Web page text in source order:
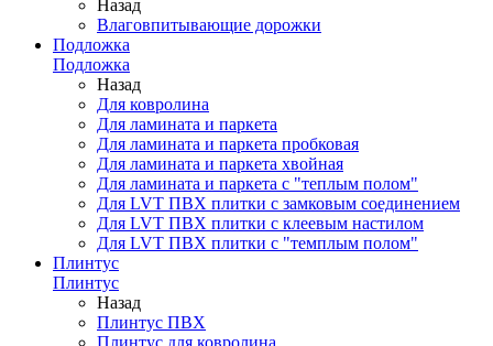
Назад
Влаговпитывающие дорожки
Подложка
Подложка
Назад
Для ковролина
Для ламината и паркета
Для ламината и паркета пробковая
Для ламината и паркета хвойная
Для ламината и паркета с "теплым полом"
Для LVT ПВХ плитки с замковым соединением
Для LVT ПВХ плитки с клеевым настилом
Для LVT ПВХ плитки с "темплым полом"
Плинтус
Плинтус
Назад
Плинтус ПВХ
Плинтус для ковролина